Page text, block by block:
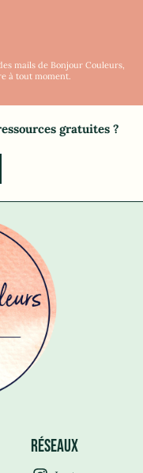
mails de Bonjour Couleurs,
à tout moment.
gratuites ?
RÉSEAUX